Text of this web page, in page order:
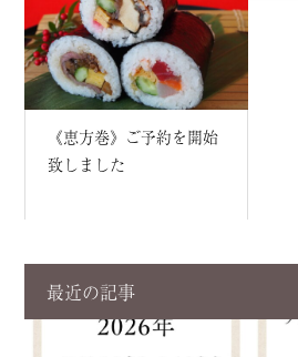
《恵方巻》ご予約を開始
致しました
最近の記事